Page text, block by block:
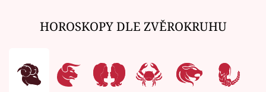
HOROSKOPY DLE ZVĚROKRUHU